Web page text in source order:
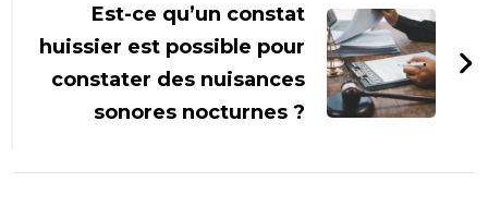
Est-ce qu’un constat
huissier est possible pour
constater des nuisances
sonores nocturnes ?